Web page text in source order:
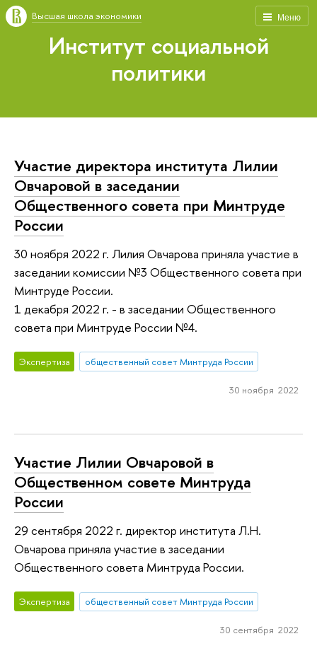
Меню
Высшая школа экономики
Институт социальной
политики
Участие директора института Лилии
Овчаровой в заседании
Общественного совета при Минтруде
России
30 ноября 2022 г. Лилия Овчарова приняла участие в
заседании комиссии №3 Общественного совета при
Минтруде России.
1 декабря 2022 г. - в заседании Общественного
совета при Минтруде России №4.
Экспертиза общественный совет Минтруда России
30 ноября 2022
Участие Лилии Овчаровой в
Общественном совете Минтруда
России
29 сентября 2022 г. директор института Л.Н.
Овчарова приняла участие в заседании
Общественного совета Минтруда России.
Экспертиза общественный совет Минтруда России
30 сентября 2022